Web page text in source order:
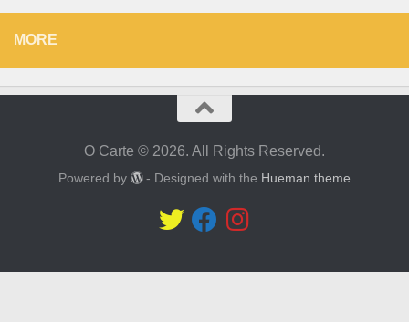
MORE
O Carte © 2026. All Rights Reserved.
Powered by - Designed with the Hueman theme